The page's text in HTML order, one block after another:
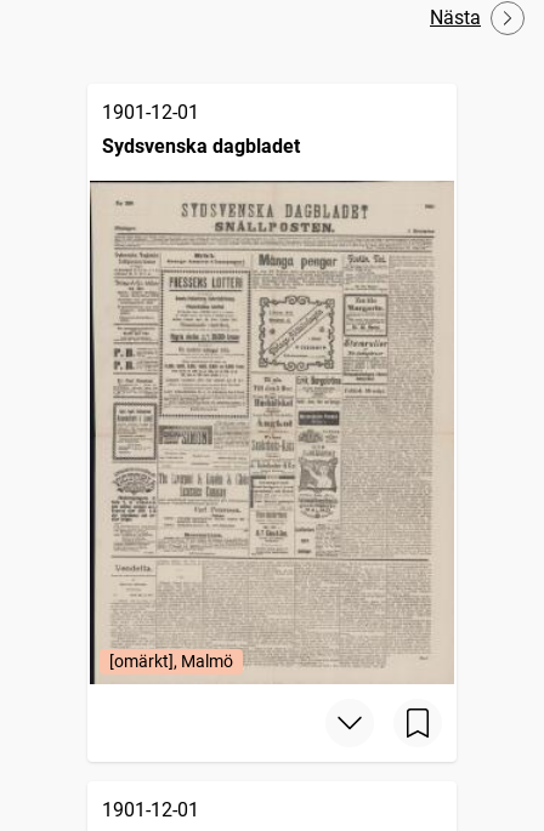
Nästa
1901-12-01
Sydsvenska dagbladet
[omärkt], Malmö
1901-12-01